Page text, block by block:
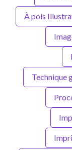
À pois
Technique